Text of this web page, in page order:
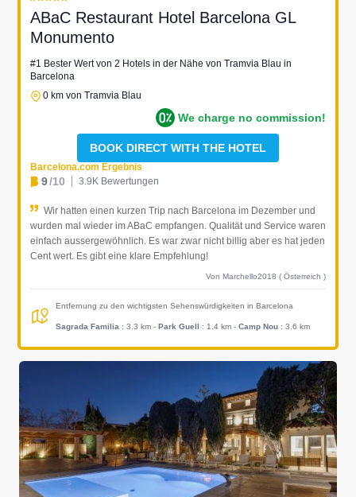
ABaC Restaurant Hotel Barcelona GL
Monumento
#1 Bester Wert von 2 Hotels in der Nähe von Tramvia Blau in
Barcelona
0 km von Tramvia Blau
We charge no commission!
BOOK DIRECT WITH THE HOTEL
Barcelona.com Ergebnis
9/10 3.9K Bewertungen
Wir hatten einen kurzen Trip nach Barcelona im Dezember und
wurden mal wieder im ABaC empfangen. Qualität und Service waren
einfach aussergewöhnlich. Es war zwar nicht billig aber es hat jeden
Cent wert. Es gibt eine klare Empfehlung!
Von Marchello2018 ( Österreich )
Entfernung zu den wichtigsten Sehenswürdigkeiten in Barcelona
Sagrada Familia : 3.3 km - Park Guell : 1.4 km - Camp Nou : 3.6 km